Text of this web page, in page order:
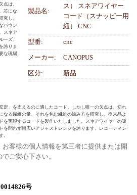
点は、
芯にな
究し、
バウン
スネア
ーズ、
誇りま
な現場
製品名:
ス） スネアワイヤー
コード（スナッピー用
紐） CNC
型番: cnc
メーカー: CANOPUS
区分: 新品
定」を支えるのに適したコード。しかし唯一の欠点は、切れ
なる繊維の量、それを包む繊維の編み方を研究し、従来品よ
を実現するコードを製作いたしました。スネアワイヤーの吸
を問わず幅広いアジャストレンジを誇ります。レコーディン
。
客様の個人情報を第三者に提供または開
ご安心下さい。
号